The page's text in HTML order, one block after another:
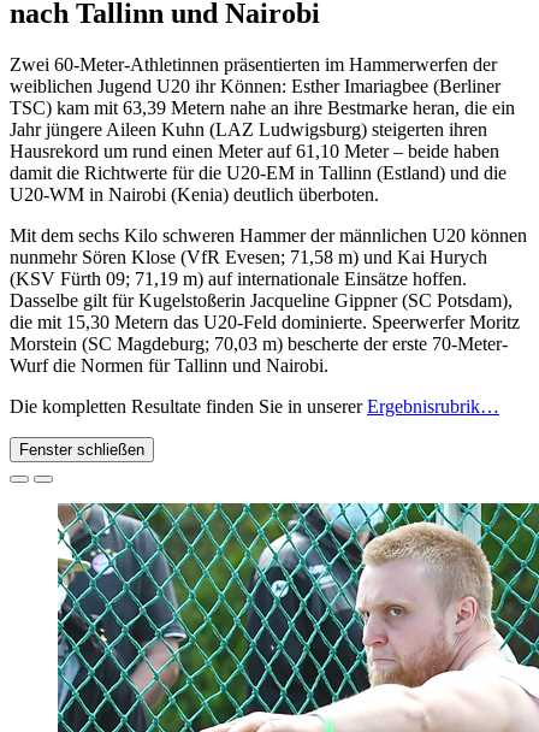
nach Tallinn und Nairobi
Zwei 60-Meter-Athletinnen präsentierten im Hammerwerfen der
weiblichen Jugend U20 ihr Können: Esther Imariagbee (Berliner
TSC) kam mit 63,39 Metern nahe an ihre Bestmarke heran, die ein
Jahr jüngere Aileen Kuhn (LAZ Ludwigsburg) steigerten ihren
Hausrekord um rund einen Meter auf 61,10 Meter – beide haben
damit die Richtwerte für die U20-EM in Tallinn (Estland) und die
U20-WM in Nairobi (Kenia) deutlich überboten.
Mit dem sechs Kilo schweren Hammer der männlichen U20 können
nunmehr Sören Klose (VfR Evesen; 71,58 m) und Kai Hurych
(KSV Fürth 09; 71,19 m) auf internationale Einsätze hoffen.
Dasselbe gilt für Kugelstoßerin Jacqueline Gippner (SC Potsdam),
die mit 15,30 Metern das U20-Feld dominierte. Speerwerfer Moritz
Morstein (SC Magdeburg; 70,03 m) bescherte der erste 70-Meter-
Wurf die Normen für Tallinn und Nairobi.
Die kompletten Resultate finden Sie in unsererErgebnisrubrik…
Fenster schließen